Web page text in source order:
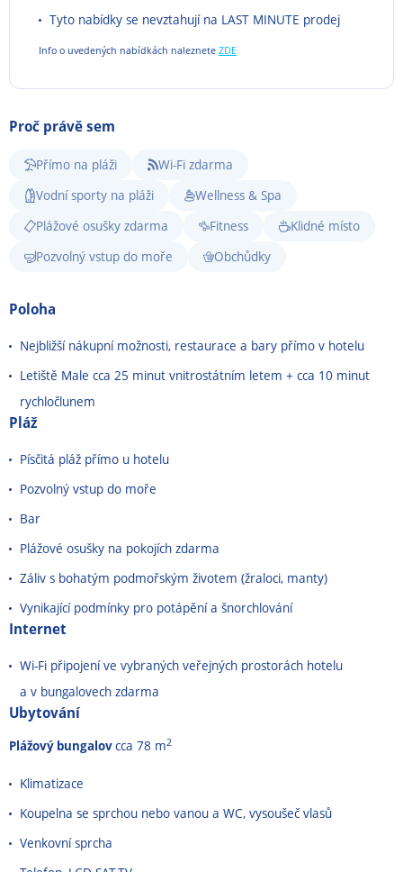
Tyto nabídky se nevztahují na LAST MINUTE prodej
Info o uvedených nabídkách naleznete ZDE
Proč právě sem
Přímo na pláži
Wi-Fi zdarma
Vodní sporty na pláži
Wellness & Spa
Plážové osušky zdarma
Fitness
Klidné místo
Pozvolný vstup do moře
Obchůdky
Poloha
Nejbližší nákupní možnosti, restaurace a bary přímo v hotelu
Letiště Male cca 25 minut vnitrostátním letem + cca 10 minut
rychločlunem
Pláž
Písčitá pláž přímo u hotelu
Pozvolný vstup do moře
Bar
Plážové osušky na pokojích zdarma
Záliv s bohatým podmořským životem (žraloci, manty)
Vynikající podmínky pro potápění a šnorchlování
Internet
Wi-Fi připojení ve vybraných veřejných prostorách hotelu
a v bungalovech zdarma
Ubytování
Plážový bungalovcca 78 m2
Klimatizace
Koupelna se sprchou nebo vanou a WC, vysoušeč vlasů
Venkovní sprcha